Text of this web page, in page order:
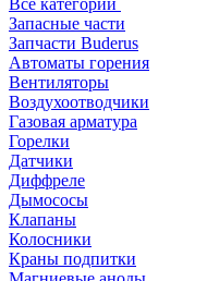
Все категории
Запасные части
Запчасти Buderus
Автоматы горения
Вентиляторы
Воздухоотводчики
Газовая арматура
Горелки
Датчики
Диффреле
Дымососы
Клапаны
Колосники
Краны подпитки